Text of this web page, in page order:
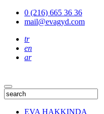
0 (216) 665 36 36
mail@evagyd.com
tr
en
ar
EVA HAKKINDA